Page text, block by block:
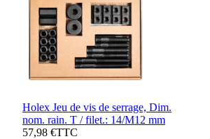
Holex Jeu de vis de serrage, Dim.
nom. rain. T / filet.: 14/M12 mm
57,98 €TTC